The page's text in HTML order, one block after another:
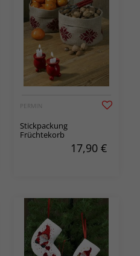
PERMIN
Stickpackung
Früchtekorb
17,90 €